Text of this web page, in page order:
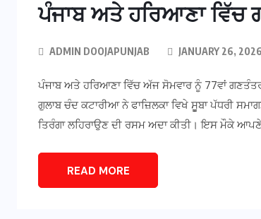
ਪੰਜਾਬ ਅਤੇ ਹਰਿਆਣਾ ਵਿੱਚ
ADMIN DOOJAPUNJAB JANUARY 26, 2026
ਪੰਜਾਬ ਅਤੇ ਹਰਿਆਣਾ ਵਿੱਚ ਅੱਜ ਸੋਮਵਾਰ ਨੂੰ 77ਵਾਂ
ਗੁਲਾਬ ਚੰਦ ਕਟਾਰੀਆ ਨੇ ਫਾਜ਼ਿਲਕਾ ਵਿਖੇ ਸੂੂਬਾ ਪੱਧਰੀ
ਤਿਰੰਗਾ ਲਹਿਰਾਉਣ ਦੀ ਰਸਮ ਅਦਾ ਕੀਤੀ। ਇਸ ਮੌਕੇ
READ MORE